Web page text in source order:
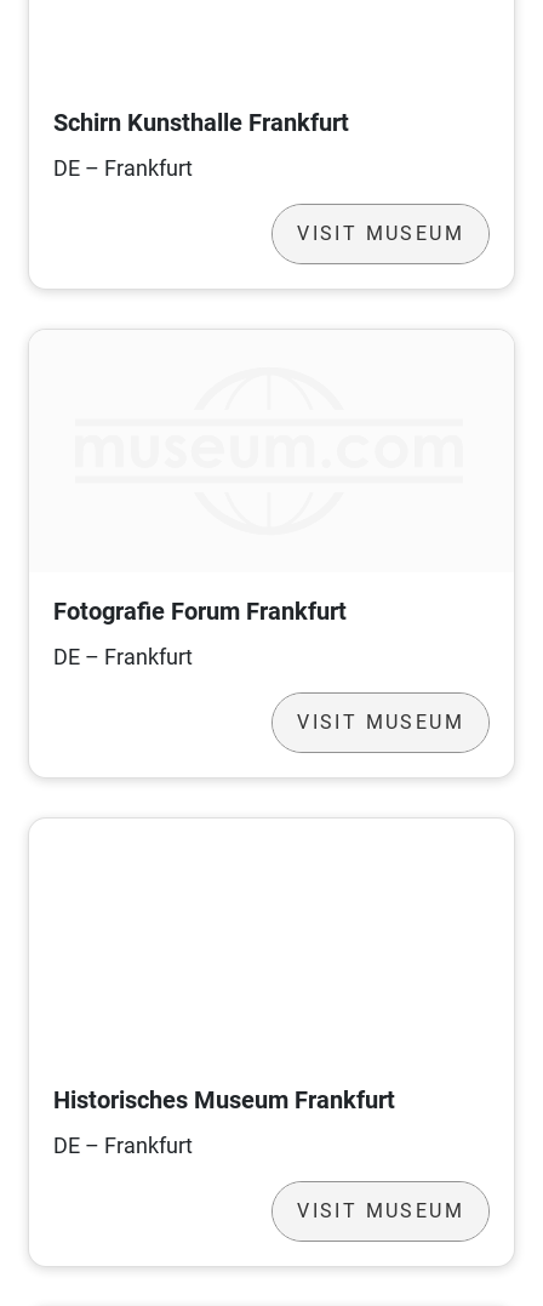
Schirn Kunsthalle Frankfurt
DE – Frankfurt
VISIT MUSEUM
Fotografie Forum Frankfurt
DE – Frankfurt
VISIT MUSEUM
Historisches Museum Frankfurt
DE – Frankfurt
VISIT MUSEUM